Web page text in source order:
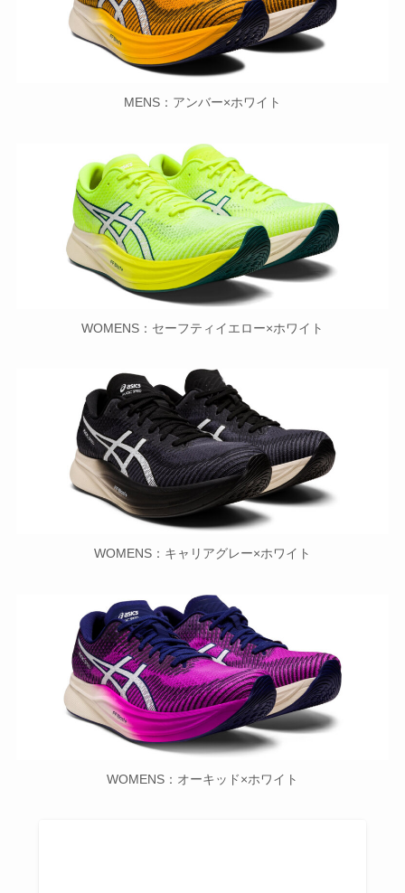
MENS：アンバー×ホワイト
WOMENS：セーフティイエロー×ホワイト
WOMENS：キャリアグレー×ホワイト
WOMENS：オーキッド×ホワイト